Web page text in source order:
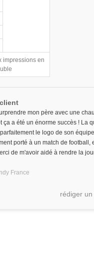
impressions en
mon père avec une
ça a été un énorme succès ! La
le logo de son
porté à un match de football,
de m'avoir aidé à rendre la
France
rédiger